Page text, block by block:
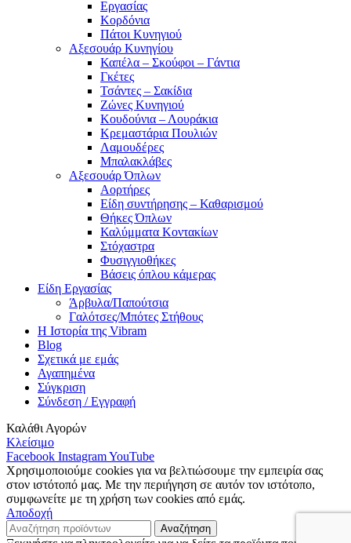
Εργασίας
Κορδόνια
Πάτοι Κυνηγιού
Αξεσουάρ Κυνηγίου
Καπέλα – Σκούφοι – Γάντια
Γκέτες
Τσάντες – Σακίδια
Ζώνες Κυνηγιού
Κουδούνια – Λουράκια
Κρεμαστάρια Πουλιών
Λαμουδέρες
Μπαλακλάβες
Αξεσουάρ Όπλων
Αορτήρες
Είδη συντήρησης – Καθαρισμού
Θήκες Όπλων
Καλύμματα Κοντακίων
Στόχαστρα
Φυσιγγιοθήκες
Βάσεις όπλου κάμερας
Είδη Εργασίας
Άρβυλα/Παπούτσια
Γαλότσες/Μπότες Στήθους
Η Ιστορία της Vibram
Blog
Σχετικά με εμάς
Αγαπημένα
Σύγκριση
Σύνδεση / Εγγραφή
Καλάθι Αγορών
Κλείσιμο
Facebook InstagramYouTube
Χρησιμοποιούμε cookies για να βελτιώσουμε την εμπειρία σας
στον ιστότοπό μας. Με την περιήγηση σε αυτόν τον ιστότοπο,
συμφωνείτε με τη χρήση των cookies από εμάς.
Αποδοχή
Αναζήτηση